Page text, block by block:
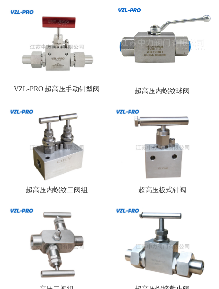
VZL-PRO 超高压手动针型阀 超高压内螺纹球阀
超高压内螺纹二阀组 超高压板式针阀